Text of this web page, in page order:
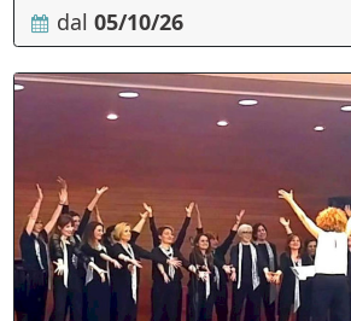
dal 05/10/26